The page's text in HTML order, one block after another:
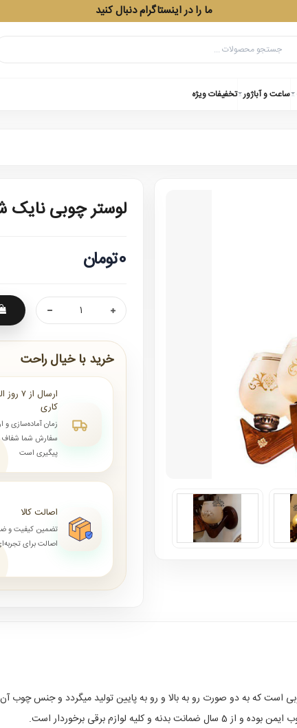
ما را در اینستاگرام دنبال کنید
ساعت و آباژور تخفیفات ویژه
لوستر چوبی نایک
0تومان
خرید با خیال راحت
کاری
زمان آماده‌سازی و
سفارش شما شفاف
پیگیری است
اصالت کالا
تضمین کیفیت و
اصالت برای
است که به دو صورت رو به بالا و رو به پایین تولید میگردد و جنس
برقی برخوردار است.